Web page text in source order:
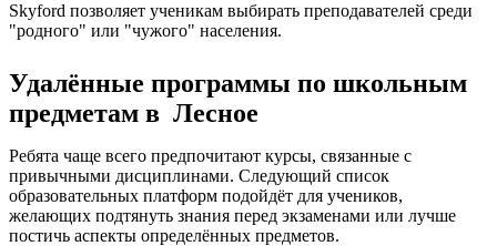
Skyford позволяет ученикам выбирать преподавателей среди
"родного" или "чужого" населения.
Удалённые программы по школьным
предметам в Лесное
Ребята чаще всего предпочитают курсы, связанные с
привычными дисциплинами. Следующий список
образовательных платформ подойдёт для учеников,
желающих подтянуть знания перед экзаменами или лучше
постичь аспекты определённых предметов.